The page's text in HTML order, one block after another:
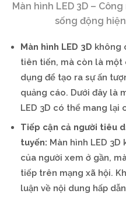
Màn hình LED 3D –
sống động
Màn hình LED 3D không
tiên tiến, mà còn là một
dụng để tạo ra sự ấn
quảng cáo. Dưới đây là
LED 3D có thể mang lại
Tiếp cận cả người tiêu
tuyến: Màn hình LED
của người xem ở gần,
tiếp trên mạng xã hội.
luận về nội dung hấp